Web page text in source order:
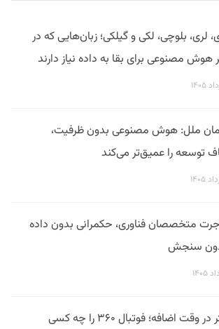
لری، بلوچی، لکی و گیلکی؛ زبان‌هایی که در
مصنوعی برای بقا به داده نیاز دارند
ملل: هوش مصنوعی بدون ظرفیت،
توسعه را عمیق‌تر می‌کند
متخصصان فناوری، حکمرانی بدون داده
سنجش
فیلتر در وقت اضافه؛ فوتبال ۳۶۰ را چه کسی